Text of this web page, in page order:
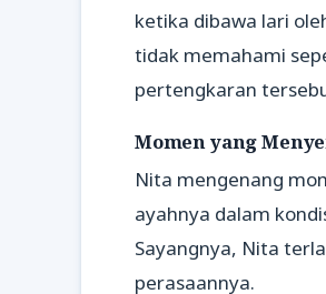
ketika dibawa lari
tidak memahami
pertengkaran
Momen yang
Nita mengenang
ayahnya dalam
Sayangnya, Nita
perasaannya.